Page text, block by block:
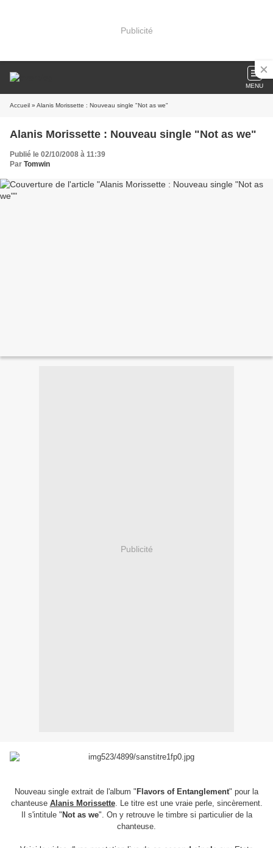
Publicité
MENU
Accueil » Alanis Morissette : Nouveau single "Not as we"
Alanis Morissette : Nouveau single "Not as we"
Publié le 02/10/2008 à 11:39
Par Tomwin
Publicité
Nouveau single extrait de l'album " Flavors of Entanglement" pour la
chanteuse Alanis Morissette. Le titre est une vraie perle, sincèrement.
Il s'intitule " Not as we". On y retrouve le timbre si particulier de la
chanteuse.